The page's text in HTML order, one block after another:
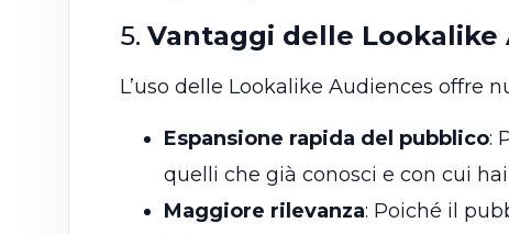
5. Vantaggi delle Lookalike
L’uso delle Lookalike Audiences offre
Espansione rapida del pubblico:
quelli che già conosci e con cui
Maggiore rilevanza: Poiché il